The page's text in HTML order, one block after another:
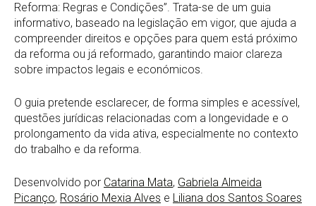
Reforma: Regras e Condições”. Trata-se de um guia
informativo, baseado na legislação em vigor, que ajuda a
compreender direitos e opções para quem está próximo
da reforma ou já reformado, garantindo maior clareza
sobre impactos legais e económicos.
O guia pretende esclarecer, de forma simples e acessível,
questões jurídicas relacionadas com a longevidade e o
prolongamento da vida ativa, especialmente no contexto
do trabalho e da reforma.
Desenvolvido por Catarina Mata, Gabriela Almeida
Picanço, Rosário Mexia Alves e Liliana dos Santos Soares